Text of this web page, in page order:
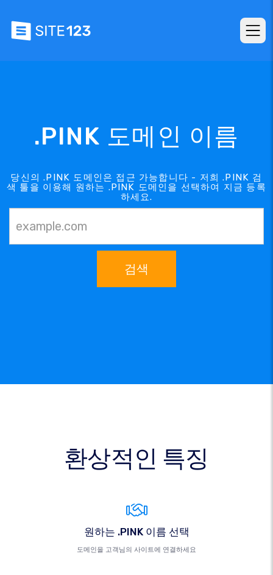
.PINK 도메인 이름
당신의 .PINK 도메인은 접근 가능합니다 - 저희 .PINK 검
색 툴을 이용해 원하는 .PINK 도메인을 선택하여 지금 등록
하세요.
검색
환상적인 특징
원하는 .PINK 이름 선택
도메인을 고객님의 사이트에 연결하세요